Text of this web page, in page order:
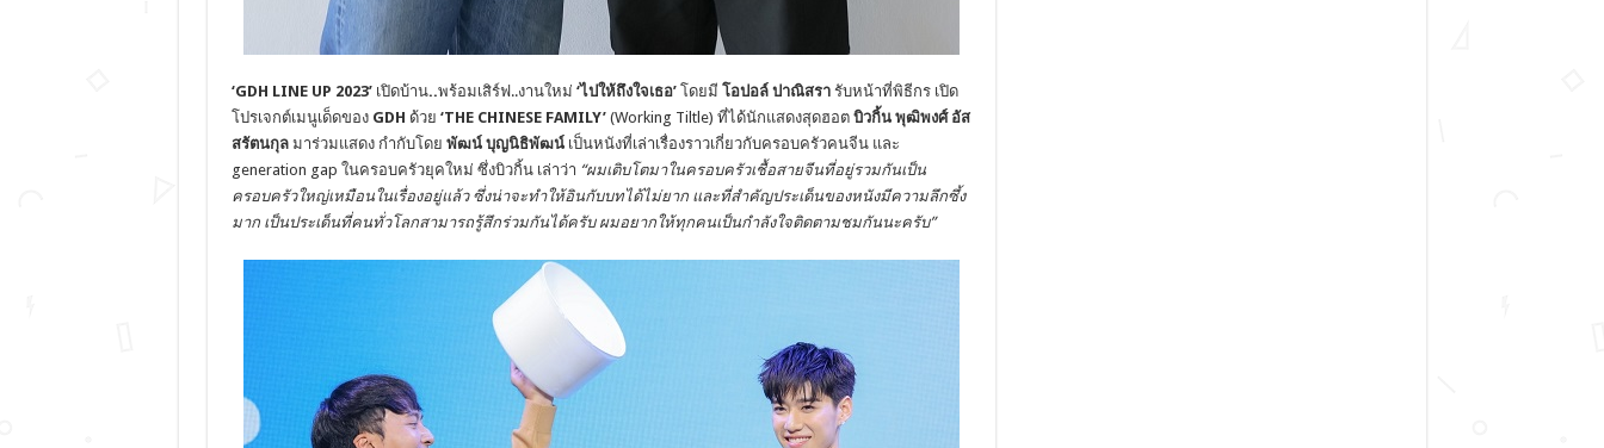
‘GDH LINE UP 2023’ เปิดบ้าน..พร้อมเสิร์ฟ..งานใหม่ ‘ไปให้ถึงใจเธอ’โดยมี โอปอล์ ปาณิสรารับหน้าที่พิธีกร เปิด
โปรเจกต์เมนูเด็ดของ GDH ด้วย ‘THE CHINESE FAMILY’(Working Tiltle) ที่ได้นักแสดงสุดฮอต บิวกิ้น พุฒิพงศ์ อัส
สรัตนกุลมาร่วมแสดง กำกับโดย พัฒน์ บุญนิธิพัฒน์เป็นหนังที่เล่าเรื่องราวเกี่ยวกับครอบครัวคนจีน และ
generation gap ในครอบครัวยุคใหม่ ซึ่งบิวกิ้น เล่าว่า “ผมเติบโตมาในครอบครัวเชื้อสายจีนที่อยู่รวมกันเป็น
ครอบครัวใหญ่เหมือนในเรื่องอยู่แล้ว ซึ่งน่าจะทำให้อินกับบทได้ไม่ยาก และที่สำคัญประเด็นของหนังมีความลึกซึ้ง
มาก เป็นประเด็นที่คนทั่วโลกสามารถรู้สึกร่วมกันได้ครับ ผมอยากให้ทุกคนเป็นกำลังใจติดตามชมกันนะครับ”